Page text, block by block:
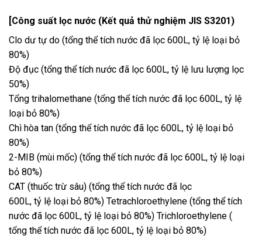
[Công suất lọc nước (Kết quả thử nghiệm JIS S3201)
Clo dư tự do (tổng thể tích nước đã lọc 600L, tỷ lệ loại bỏ
80%)
Độ đục (tổng thể tích nước đã lọc 600L, tỷ lệ lưu lượng lọc
50%)
Tổng trihalomethane (tổng thể tích nước đã lọc 600L, tỷ lệ
loại bỏ 80%)
Chì hòa tan (tổng thể tích nước đã lọc 600L, tỷ lệ loại bỏ
80%)
2-MIB (mùi mốc) (tổng thể tích nước đã lọc 600L, tỷ lệ loại
bỏ 80%)
CAT (thuốc trừ sâu) (tổng thể tích nước đã lọc
600L, tỷ lệ loại bỏ 80%) Tetrachloroethylene (tổng thể tích
nước đã lọc 600L, tỷ lệ loại bỏ 80%) Trichloroethylene (
tổng thể tích nước đã lọc 600L, tỷ lệ loại bỏ 80%)